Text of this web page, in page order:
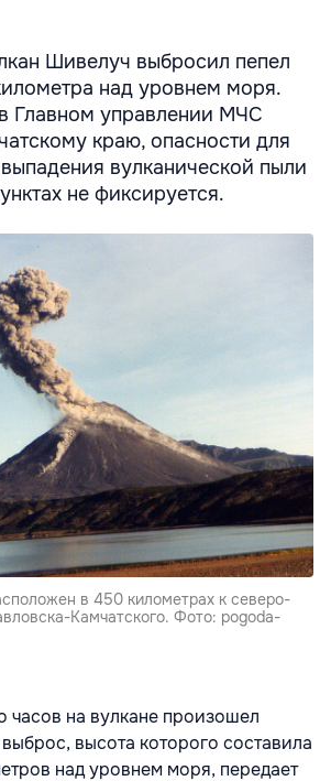
Шивелуч выбросил пепел
над уровнем моря.
Главном управлении МЧС
краю, опасности для
вулканической пыли
не фиксируется.
в 450 километрах к северо-
Камчатского. Фото: pogoda-
часов на вулкане произошел
высота которого составила
над уровнем моря, передает